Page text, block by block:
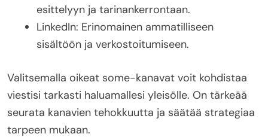
esittelyyn ja tarinankerrontaan.
LinkedIn: Erinomainen ammatilliseen
sisältöön ja verkostoitumiseen.
Valitsemalla oikeat some-kanavat voit kohdistaa
viestisi tarkasti haluamallesi yleisölle. On tärkeää
seurata kanavien tehokkuutta ja säätää strategiaa
tarpeen mukaan.